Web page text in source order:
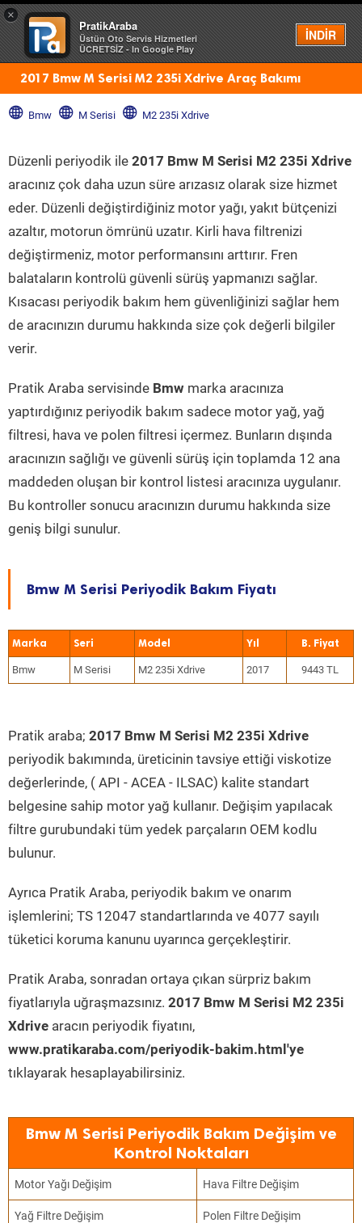
×
PratikAraba
Üstün Oto Servis Hizmetleri
ÜCRETSİZ - In Google Play
İNDİR
Menü
2017 Bmw M Serisi M2 235i Xdrive Araç Bakımı
Bmw M Serisi M2 235i Xdrive
Düzenli periyodik ile 2017 Bmw M Serisi M2 235i Xdrive
aracınız çok daha uzun süre arızasız olarak size hizmet
eder. Düzenli değiştirdiğiniz motor yağı, yakıt bütçenizi
azaltır, motorun ömrünü uzatır. Kirli hava filtrenizi
değiştirmeniz, motor performansını arttırır. Fren
balataların kontrolü güvenli sürüş yapmanızı sağlar.
Kısacası periyodik bakım hem güvenliğinizi sağlar hem
de aracınızın durumu hakkında size çok değerli bilgiler
verir.
Pratik Araba servisinde Bmw marka aracınıza
yaptırdığınız periyodik bakım sadece motor yağ, yağ
filtresi, hava ve polen filtresi içermez. Bunların dışında
aracınızın sağlığı ve güvenli sürüş için toplamda 12 ana
maddeden oluşan bir kontrol listesi aracınıza uygulanır.
Bu kontroller sonucu aracınızın durumu hakkında size
geniş bilgi sunulur.
Bmw M Serisi Periyodik Bakım Fiyatı
Marka Seri Model Yıl
Bmw M Serisi M2 235i Xdrive 2017 9443 TL
Pratik araba; 2017 Bmw M Serisi M2 235i Xdrive
periyodik bakımında, üreticinin tavsiye ettiği viskotize
değerlerinde, ( API - ACEA - ILSAC) kalite standart
belgesine sahip motor yağ kullanır. Değişim yapılacak
filtre gurubundaki tüm yedek parçaların OEM kodlu
bulunur.
Ayrıca Pratik Araba, periyodik bakım ve onarım
işlemlerini; TS 12047 standartlarında ve 4077 sayılı
tüketici koruma kanunu uyarınca gerçekleştirir.
Pratik Araba, sonradan ortaya çıkan sürpriz bakım
fiyatlarıyla uğraşmazsınız. 2017 Bmw M Serisi M2 235i
Xdrive aracın periyodik fiyatını,
www.pratikaraba.com/periyodik-bakim.html'ye
tıklayarak hesaplayabilirsiniz.
Bmw M Serisi Periyodik Bakım Değişim ve
Kontrol Noktaları
Motor Yağı Değişim Hava Filtre Değişim
Yağ Filtre Değişim Polen Filtre Değişim